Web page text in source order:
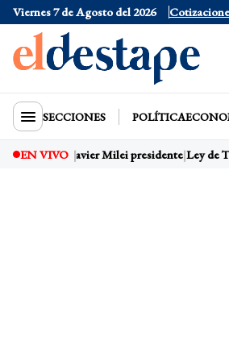
Viernes 7 de Agosto del 2026
Dólar Oficial $1520 Dólar
SECCIONES POLÍTICA
EN VIVO
Dólar hoy Javier Milei presidente Ley de